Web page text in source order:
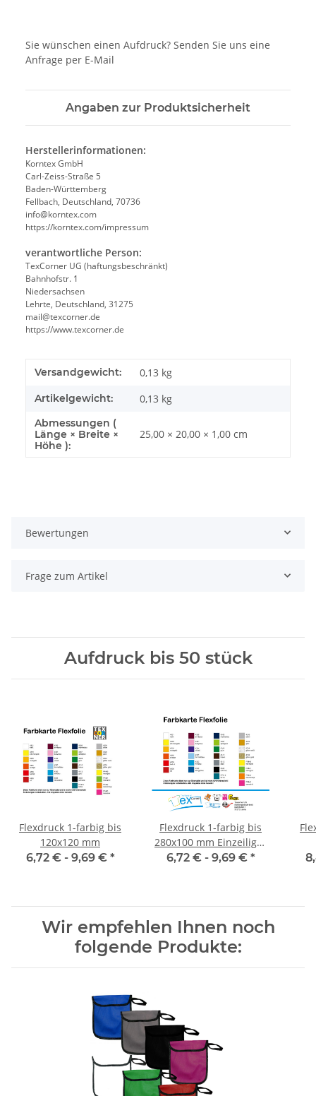
Sie wünschen einen Aufdruck? Senden Sie uns eine
Anfrage per E-Mail
Angaben zur Produktsicherheit
Herstellerinformationen:
Korntex GmbH
Carl-Zeiss-Straße 5
Baden-Württemberg
Fellbach, Deutschland, 70736
info@korntex.com
https://korntex.com/impressum
verantwortliche Person:
TexCorner UG (haftungsbeschränkt)
Bahnhofstr. 1
Niedersachsen
Lehrte, Deutschland, 31275
mail@texcorner.de
https://www.texcorner.de
Versandgewicht: 0,13 kg
Artikelgewicht: 0,13 kg
Abmessungen (
Länge × Breite ×
Höhe ):
25,00 × 20,00 × 1,00 cm
Bewertungen
Frage zum Artikel
Aufdruck bis 50 stück
Flexdruck 1-farbig bis
120x120 mm
6,72 € - 9,69 € *
Flexdruck 1-farbig bis
280x100 mm Einzeiliger
Druck
6,72 € - 9,69 € *
Wir empfehlen Ihnen noch
folgende Produkte: